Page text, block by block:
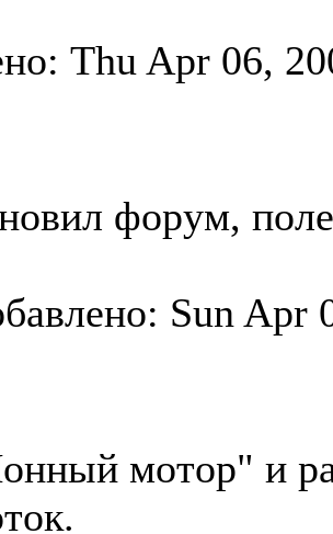
Thu Apr 06,
форум,
Sun Apr
мотор" и